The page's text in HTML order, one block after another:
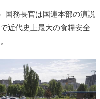
国務長官は国連本部の演説
近代史上最大の食糧安全